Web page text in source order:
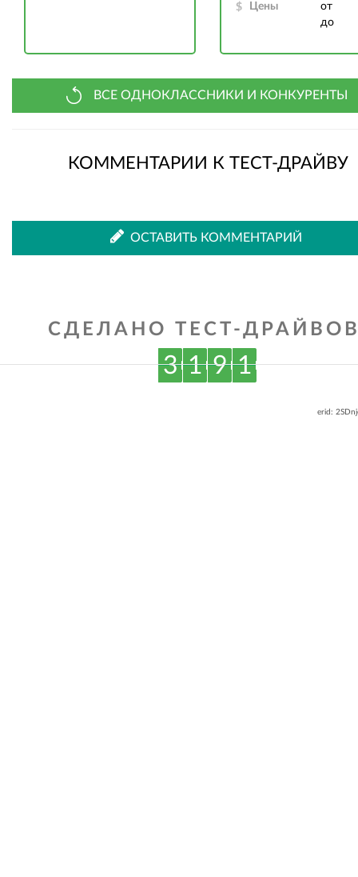
Цены
от
до
ВСЕ ОДНОКЛАССНИКИ И КОНКУРЕНТЫ
КОММЕНТАРИИ К ТЕСТ-ДРАЙВУ
ОСТАВИТЬ КОММЕНТАРИЙ
СДЕЛАНО ТЕСТ-
3 1 9 1
erid: